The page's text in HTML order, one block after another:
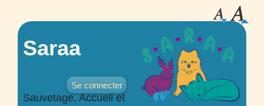
Saraa
Se connecter
Sauvetage, Accueil et